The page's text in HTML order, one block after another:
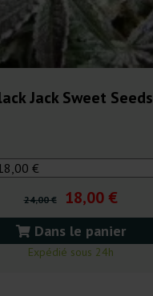
Jack Sweet Seeds
24,00 € 18,00 €
Dans le panier
Expédié sous 24h